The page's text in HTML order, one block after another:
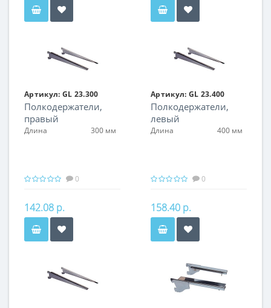
Артикул: GL 23.300
Полкодержатели,
правый
Длина 300 мм
0
142.08 р.
Артикул: GL 23.400
Полкодержатели,
левый
Длина 400 мм
0
158.40 р.